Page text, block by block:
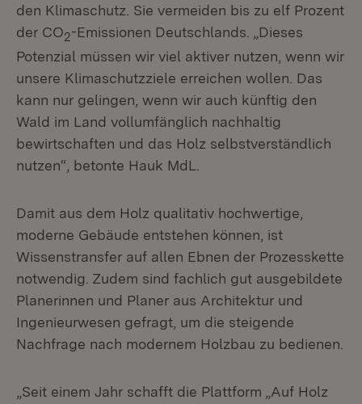
den Klimaschutz. Sie vermeiden bis zu elf Prozent
der CO2-Emissionen Deutschlands. „Dieses
Potenzial müssen wir viel aktiver nutzen, wenn wir
unsere Klimaschutzziele erreichen wollen. Das
kann nur gelingen, wenn wir auch künftig den
Wald im Land vollumfänglich nachhaltig
bewirtschaften und das Holz selbstverständlich
nutzen“, betonte Hauk MdL.
Damit aus dem Holz qualitativ hochwertige,
moderne Gebäude entstehen können, ist
Wissenstransfer auf allen Ebnen der Prozesskette
notwendig. Zudem sind fachlich gut ausgebildete
Planerinnen und Planer aus Architektur und
Ingenieurwesen gefragt, um die steigende
Nachfrage nach modernem Holzbau zu bedienen.
„Seit einem Jahr schafft die Plattform „Auf Holz